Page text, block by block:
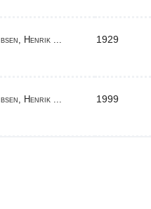
Ibsen, Henrik ... 1929
Ibsen, Henrik ... 1999